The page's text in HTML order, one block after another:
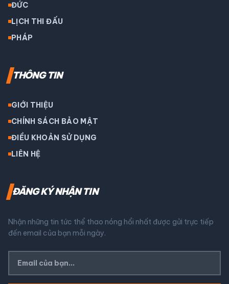
ĐỨC
LỊCH THI ĐẤU
PHÁP
THÔNG TIN
GIỚI THIỆU
CHÍNH SÁCH BẢO MẬT
ĐIỀU KHOẢN SỬ DỤNG
LIÊN HỆ
ĐĂNG KÝ NHẬN TIN
Nhận những tin tức thể thao nóng hổi nhất được gửi trực tiếp
đến email của bạn mỗi ngày.